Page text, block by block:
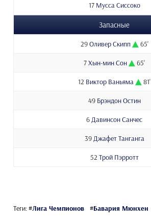
17 Мусса Сиссоко
Запасные
29Оливер Скипп 65'
7Хын-мин Сон 65'
12 Виктор Ваньяма 81'
49 Брэндон Остин
6Давинсон Санчес
39Джафет Танганга
52 Трой Пэрротт
Теги:#Лига Чемпионов #Бавария Мюнхен